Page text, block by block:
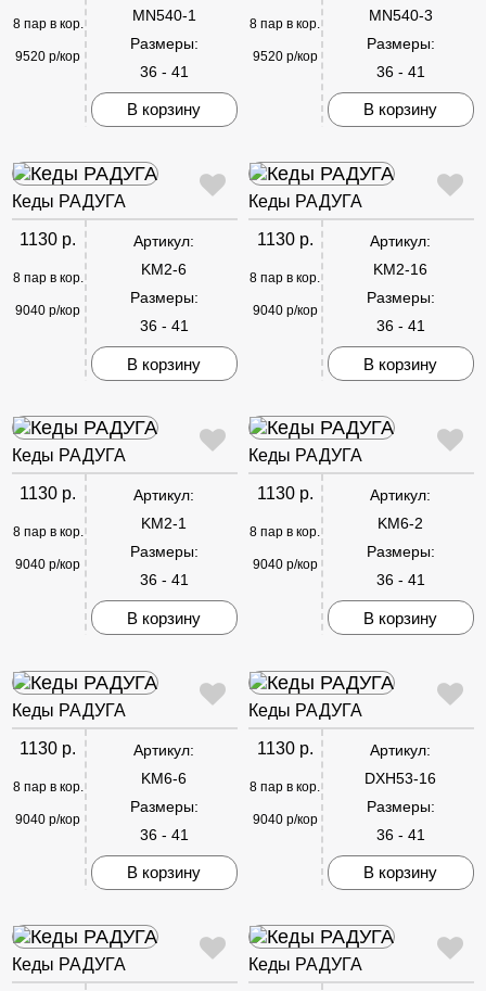
8 пар в кор.
9520 р/кор
MN540-1
Размеры:
36 - 41
В корзину
8 пар в кор.
9520 р/кор
MN540-3
Размеры:
36 - 41
В корзину
Кеды РАДУГА
1130 р.
8 пар в кор.
9040 р/кор
Артикул:
KM2-6
Размеры:
36 - 41
В корзину
Кеды РАДУГА
1130 р.
8 пар в кор.
9040 р/кор
Артикул:
KM2-16
Размеры:
36 - 41
В корзину
Кеды РАДУГА
1130 р.
8 пар в кор.
9040 р/кор
Артикул:
KM2-1
Размеры:
36 - 41
В корзину
Кеды РАДУГА
1130 р.
8 пар в кор.
9040 р/кор
Артикул:
KM6-2
Размеры:
36 - 41
В корзину
Кеды РАДУГА
1130 р.
8 пар в кор.
9040 р/кор
Артикул:
KM6-6
Размеры:
36 - 41
В корзину
Кеды РАДУГА
1130 р.
8 пар в кор.
9040 р/кор
Артикул:
DXH53-16
Размеры:
36 - 41
В корзину
Кеды РАДУГА Кеды РАДУГА